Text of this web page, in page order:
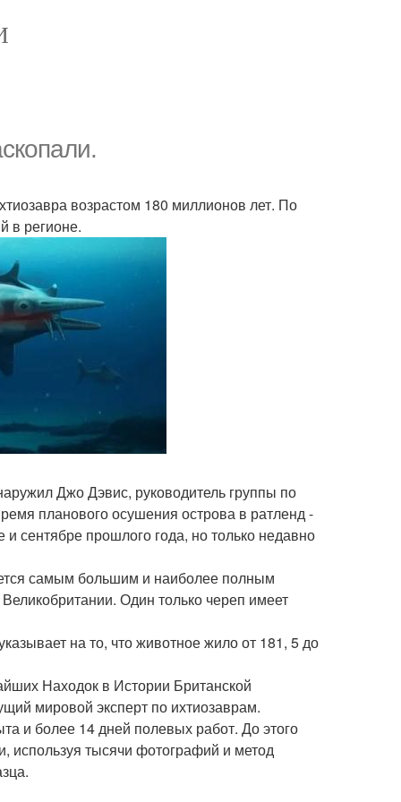
возрастом 180 миллионов лет. По
в регионе.
Джо Дэвис, руководитель группы по
планового осушения острова в ратленд -
сентябре прошлого года, но только недавно
самым большим и наиболее полным
Один только череп имеет
на то, что животное жило от 181, 5 до
Находок в Истории Британской
мировой эксперт по ихтиозаврам.
и более 14 дней полевых работ. До этого
используя тысячи фотографий и метод